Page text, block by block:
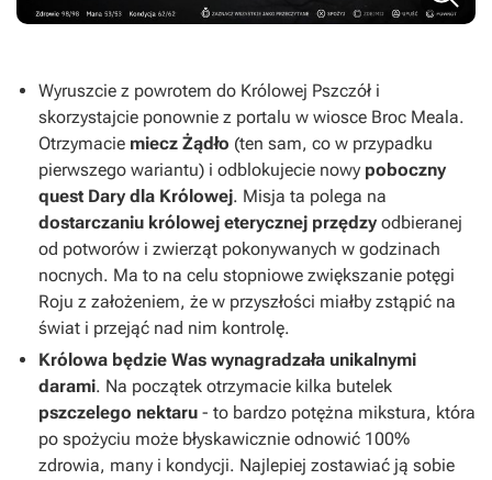
Wyruszcie z powrotem do Królowej Pszczół i
skorzystajcie ponownie z portalu w wiosce Broc Meala.
Otrzymacie miecz Żądło (ten sam, co w przypadku
pierwszego wariantu) i odblokujecie nowy poboczny
quest Dary dla Królowej. Misja ta polega na
dostarczaniu królowej eterycznej przędzy odbieranej
od potworów i zwierząt pokonywanych w godzinach
nocnych. Ma to na celu stopniowe zwiększanie potęgi
Roju z założeniem, że w przyszłości miałby zstąpić na
świat i przejąć nad nim kontrolę.
Królowa będzie Was wynagradzała unikalnymi
darami. Na początek otrzymacie kilka butelek
pszczelego nektaru - to bardzo potężna mikstura, która
po spożyciu może błyskawicznie odnowić 100%
zdrowia, many i kondycji. Najlepiej zostawiać ją sobie